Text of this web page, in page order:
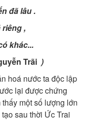
đã lâu .
,
khác...
Trãi)
hoá nước ta độc lập
lại được chứng
một số lượng lớn
sau thời Ức Trai